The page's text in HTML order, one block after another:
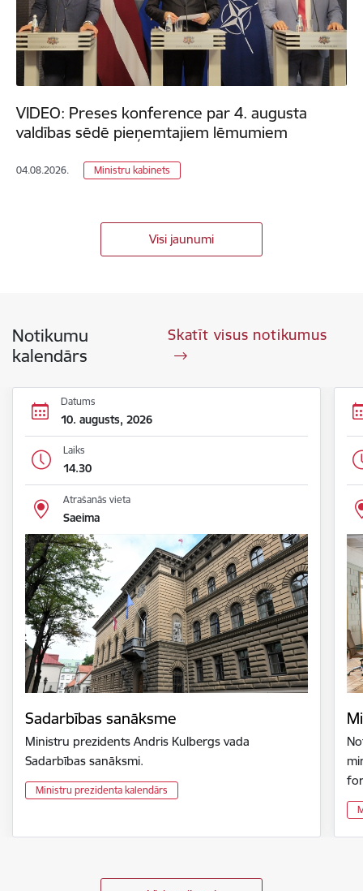
VIDEO: Preses konference par 4. augusta
valdības sēdē pieņemtajiem lēmumiem
04.08.2026. Ministru kabinets
Visi jaunumi
Notikumu
kalendārs
Skatīt visus notikumus
Datums
10. augusts, 2026
Laiks
14.30
Atrašanās vieta
Saeima
Sadarbības sanāksme
Ministru prezidents Andris Kulbergs vada
Sadarbības sanāksmi.
Ministru prezidenta kalendārs